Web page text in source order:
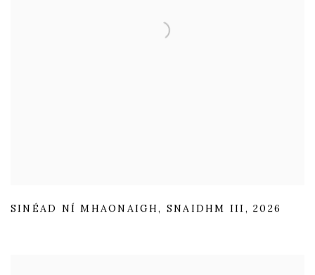
SINÉAD NÍ MHAONAIGH, SNAIDHM III ,2026